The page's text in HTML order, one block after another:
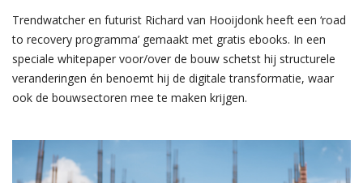
Trendwatcher en futurist Richard van Hooijdonk heeft een ‘road
to recovery programma’ gemaakt met gratis ebooks. In een
speciale whitepaper voor/over de bouw schetst hij structurele
veranderingen én benoemt hij de digitale transformatie, waar
ook de bouwsectoren mee te maken krijgen.